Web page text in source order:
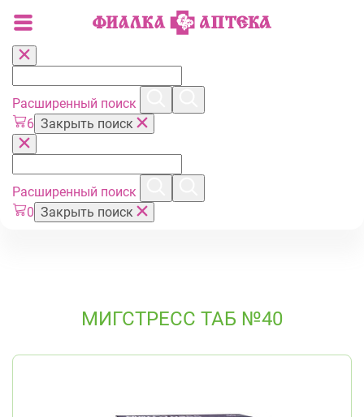
Расширенный поиск
6 Закрыть поиск
Расширенный поиск
0 Закрыть поиск
МИГСТРЕСС ТАБ №40